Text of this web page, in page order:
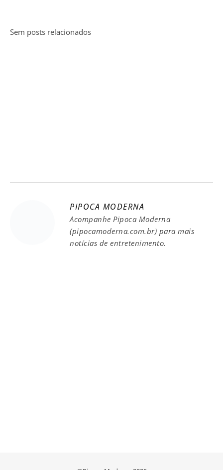
Sem posts relacionados
PIPOCA MODERNA
Acompanhe Pipoca Moderna
(pipocamoderna.com.br) para mais
notícias de entretenimento.